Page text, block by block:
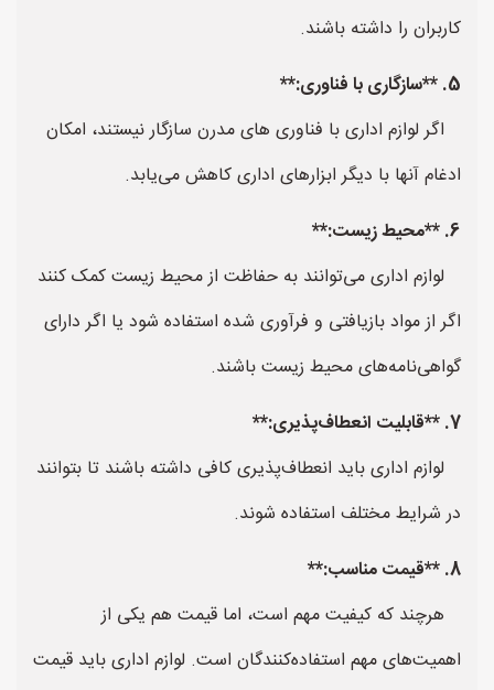
کاربران را داشته باشند.
5. **سازگاری با فناوری:**
اگر لوازم اداری با فناوری های مدرن سازگار نیستند، امکان
ادغام آنها با دیگر ابزارهای اداری کاهش می‌یابد.
6. **محیط زیست:**
لوازم اداری می‌توانند به حفاظت از محیط زیست کمک کنند
اگر از مواد بازیافتی و فرآوری شده استفاده شود یا اگر دارای
گواهی‌نامه‌های محیط زیست باشند.
7. **قابلیت انعطاف‌پذیری:**
لوازم اداری باید انعطاف‌پذیری کافی داشته باشند تا بتوانند
در شرایط مختلف استفاده شوند.
8. **قیمت مناسب:**
هرچند که کیفیت مهم است، اما قیمت هم یکی از
اهمیت‌های مهم استفاده‌کنندگان است. لوازم اداری باید قیمت